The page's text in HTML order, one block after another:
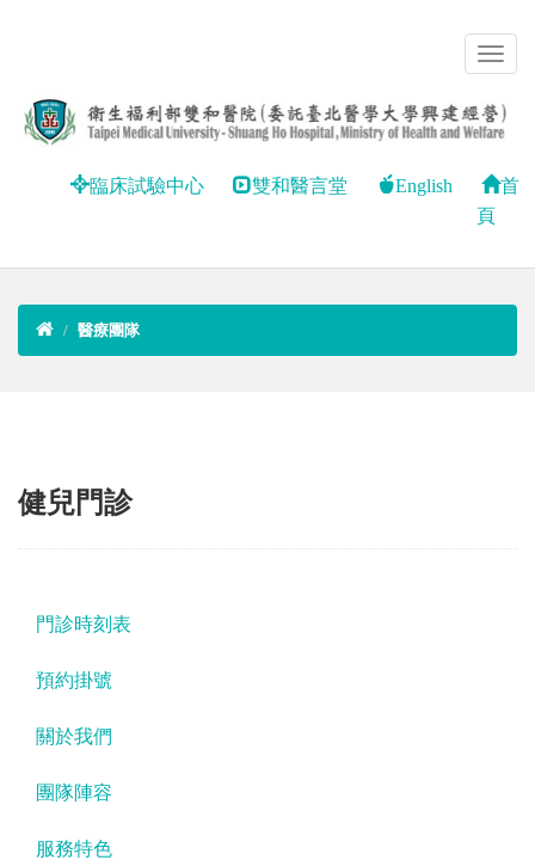
臨床試驗中心 雙和醫言堂 English
首
頁
醫療團隊
健兒門診
門診時刻表
預約掛號
關於我們
團隊陣容
服務特色